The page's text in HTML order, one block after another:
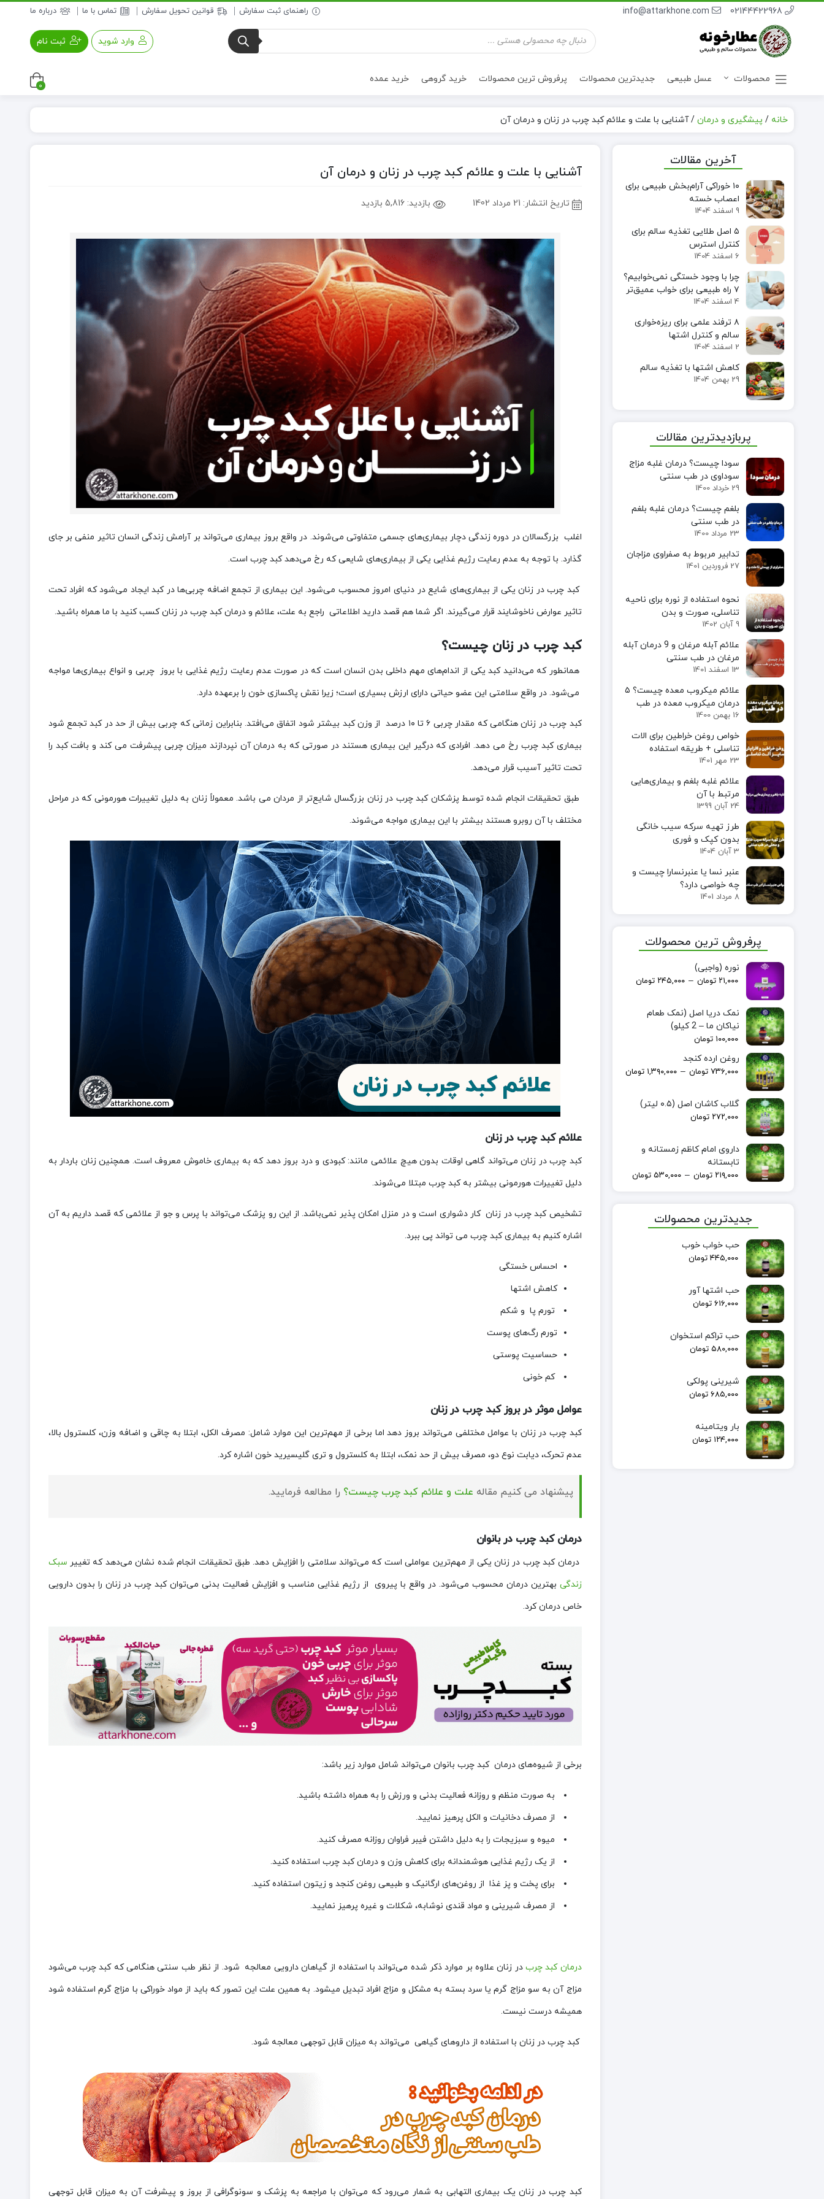
راهنمای ثبت سفارش قوانین تحویل سفارش تماس با ما درباره ما 02144422968
info@attarkhone.com
جستجوی
محصولات وارد شوید ثبت نام
محصولات
نوشیدنی ها
عسل طبیعی جدیدترین محصولات پرفروش ترین محصولات خرید گروهی خرید عمده
0
خانه / پیشگیری و درمان/آشنایی با علت و علائم کبد چرب در زنان و درمان آن
آشنایی با علت و علائم کبد چرب در زنان و درمان آن
تاریخ انتشار: 21 مرداد 1402 بازدید:5,816 بازدید
اغلب بزرگسالان در دوره زندگی دچار بیماری‌های جسمی متفاوتی می‌شوند. در واقع بروز بیماری می‌تواند بر آرامش زندگی انسان تاثیر منفی بر جای
گذارد. با توجه به عدم رعایت رژیم غذایی یکی از بیماری‌های شایعی که رخ می‌دهد کبد چرب است.
کبد چرب در زنان یکی از بیماری‌های شایع در دنیای امروز محسوب می‌شود. این بیماری از تجمع اضافه چربی‌ها در کبد ایجاد می‌شود که افراد تحت
تاثیر عوارض ناخوشایند قرار می‌گیرند. اگر شما هم قصد دارید اطلاعاتی راجع به علت، علائم و درمان کبد چرب در زنان کسب کنید با ما همراه باشید.
کبد چرب در زنان چیست؟
همانطور که می‌دانید کبد یکی از اندام‌های مهم داخلی بدن انسان است که در صورت عدم رعایت رژیم غذایی با بروز چربی و انواع بیماری‌ها مواجه
می‌شود. در واقع سلامتی این عضو حیاتی دارای ارزش بسیاری است؛ زیرا نقش پاکسازی خون را برعهده دارد.
کبد چرب در زنان هنگامی که مقدار چربی ۶ تا ۱۰ درصد از وزن کبد بیشتر شود اتفاق می‌افتد. بنابراین زمانی که چربی بیش از حد در کبد تجمع شود
بیماری کبد چرب رخ می دهد. افرادی که درگیر این بیماری هستند در صورتی که به درمان آن نپردازند میزان چربی پیشرفت می کند و بافت کبد را
تحت تاثیر آسیب قرار می‌دهد.
طبق تحقیقات انجام شده توسط پزشکان کبد چرب در زنان بزرگسال شایع‌تر از مردان می باشد. معمولاً زنان به دلیل تغییرات هورمونی که در مراحل
مختلف با آن روبرو هستند بیشتر با این بیماری مواجه می‌شوند.
علائم کبد چرب در زنان
کبد چرب در زنان می‌تواند گاهی اوقات بدون هیچ علائمی مانند: کبودی ‌و درد بروز دهد که به بیماری خاموش معروف است. همچنین زنان باردار به
دلیل تغییرات هورمونی بیشتر به کبد چرب مبتلا می‌شوند.
تشخیص کبد چرب در زنان کار دشواری است و در منزل امکان پذیر نمی‌باشد. از این رو پزشک می‌تواند با پرس و جو از علائمی که قصد داریم به آن
اشاره کنیم به بیماری کبد چرب می تواند پی ببرد.
احساس خستگی
کاهش اشتها
تورم پا و شکم
تورم رگ‌های پوست
حساسیت پوستی
کم خونی
عوامل موثر در بروز کبد چرب در زنان
کبد چرب در زنان با عوامل مختلفی می‌تواند بروز دهد اما برخی از مهم‌ترین این موارد شامل: مصرف الکل، ابتلا به چاقی و اضافه وزن، کلسترول بالا،
عدم تحرک، دیابت نوع دو، مصرف بیش از حد نمک، ابتلا به کلسترول و تری گلیسیرید خون اشاره کرد.
پیشنهاد می کنیم مقاله علت و علائم کبد چرب چیست؟ را مطالعه فرمایید.
درمان کبد چرب در بانوان
درمان کبد چرب در زنان یکی از مهم‌ترین عواملی است که می‌تواند سلامتی را افزایش دهد. طبق تحقیقات انجام شده نشان می‌دهد که تغییر سبک
زندگی بهترین درمان محسوب می‌شود. در واقع با پیروی از رژیم غذایی مناسب و افزایش فعالیت بدنی می‌توان کبد چرب در زنان را بدون دارویی
خاص درمان کرد.
برخی از شیوه‌های درمان کبد چرب بانوان می‌تواند شامل موارد زیر باشد:
به صورت منظم و روزانه فعالیت بدنی و ورزش را به همراه داشته باشید.
از مصرف دخانیات و الکل پرهیز نمایید.
میوه و سبزیجات را به دلیل داشتن فیبر فراوان روزانه مصرف کنید.
از یک رژیم غذایی هوشمندانه برای کاهش وزن و درمان کبد چرب استفاده کنید.
برای پخت و پز غذا از روغن‌های ارگانیک و طبیعی روغن کنجد و زیتون استفاده کنید.
از مصرف شیرینی و مواد قندی نوشابه، شکلات و غیره پرهیز نمایید.
درمان کبد چربدر زنان علاوه بر موارد ذکر شده می‌تواند با استفاده از گیاهان دارویی معالجه شود. از نظر طب سنتی هنگامی که کبد چرب می‌شود
مزاج آن به سو مزاج گرم یا سرد بسته به مشکل و مزاج افراد تبدیل میشود. به همین علت این تصور که باید از مواد خوراکی با مزاج گرم استفاده شود
همیشه درست نیست.
کبد چرب در زنان با استفاده از دارو‌های گیاهی می‌تواند به میزان قابل توجهی معالجه شود.
کبد چرب در زنان یک بیماری التهابی به شمار می‌رود که می‌توان با مراجعه به پزشک و سونوگرافی از بروز و پیشرفت آن به میزان قابل توجهی
آخرین مقالات
۱۰ خوراکی آرام‌بخش طبیعی برای
اعصاب خسته
9 اسفند 1404
۵ اصل طلایی تغذیه سالم برای
کنترل استرس
6 اسفند 1404
چرا با وجود خستگی نمی‌خوابیم؟
۷ راه طبیعی برای خواب عمیق‌تر
4 اسفند 1404
۸ ترفند علمی برای ریزه‌خواری
سالم و کنترل اشتها
2 اسفند 1404
کاهش اشتها با تغذیه سالم
29 بهمن 1404
پربازدیدترین مقالات
سودا چیست؟ درمان غلبه مزاج
سوداوی در طب سنتی
29 خرداد 1400
بلغم چیست؟ درمان غلبه بلغم
در طب سنتی
23 مرداد 1400
تدابیر مربوط به صفراوی مزاجان
27 فروردین 1401
نحوه استفاده از نوره برای ناحیه
تناسلی، صورت و بدن
9 آبان 1402
علائم آبله مرغان و 9 درمان آبله
مرغان در طب سنتی
13 اسفند 1401
علائم میکروب معده چیست؟ ۵
درمان میکروب معده در طب
سنتی
16 بهمن 1400
خواص روغن خراطین برای الات
تناسلی + طریقه استفاده
23 مهر 1401
علائم غلبه بلغم و بیماری‌هایی
مرتبط با آن
24 آبان 1399
طرز تهیه سرکه سیب خانگی
بدون کپک و فوری
3 آبان 1404
عنبر نسا یا عنبرنسارا چیست و
چه خواصی دارد؟
8 مرداد 1401
پرفروش ترین محصولات
نوره (واجبی)
۲۱,۰۰۰ تومان – ۲۴۵,۰۰۰ تومان
نمک دریا اصل (نمک طعام
نیاکان ما – 2 کیلو)
۱۰۰,۰۰۰ تومان
روغن ارده کنجد
۷۳۶,۰۰۰ تومان – ۱,۳۹۰,۰۰۰ تومان
گلاب کاشان اصل (۰.۵ لیتر)
۲۷۲,۰۰۰ تومان
داروی امام کاظم زمستانه و
تابستانه
۲۱۹,۰۰۰ تومان – ۵۳۰,۰۰۰ تومان
جدیدترین محصولات
حب خواب خوب
۴۴۵,۰۰۰ تومان
حب اشتها آور
۶۱۶,۰۰۰ تومان
حب تراکم استخوان
۵۸۰,۰۰۰ تومان
شیرینی پولکی
۶۸۵,۰۰۰ تومان
بار ویتامینه
۱۲۴,۰۰۰ تومان